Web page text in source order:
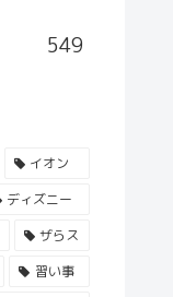
549
イオン
ディズニー
ザらス
習い事